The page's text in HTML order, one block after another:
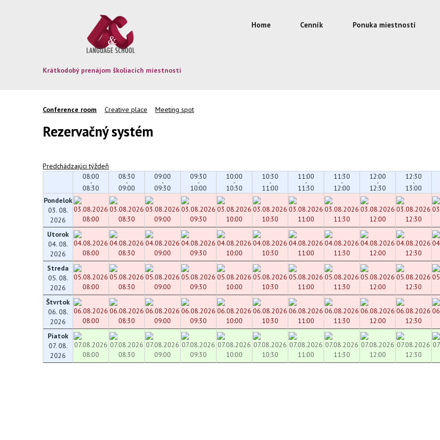
Krátkodobý prenájom školiacich miestností
Home Cenník Ponuka miestností
Conference room Creative place Meeting spot
Rezervačný systém
Predchádzajúci týždeň
08:00
-
08:30
08:30
-
09:00
09:00
-
09:30
09:30
-
10:00
10:00
-
10:30
10:30
-
11:00
11:00
-
11:30
11:30
-
12:00
12:00
-
12:30
12:30
-
13:00
Pondelok
03. 08.
2026
Utorok
04. 08.
2026
Streda
05. 08.
2026
Štvrtok
06. 08.
2026
Piatok
07. 08.
2026